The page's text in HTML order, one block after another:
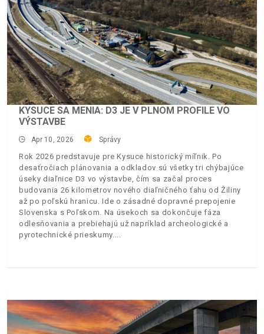
KYSUCE SA MENIA: D3 JE V PLNOM PROFILE VO
VÝSTAVBE
Apr 10, 2026 Správy
Rok 2026 predstavuje pre Kysuce historický míľnik. Po
desaťročiach plánovania a odkladov sú všetky tri chýbajúce
úseky diaľnice D3 vo výstavbe, čím sa začal proces
budovania 26 kilometrov nového diaľničného ťahu od Žiliny
až po poľskú hranicu. Ide o zásadné dopravné prepojenie
Slovenska s Poľskom. Na úsekoch sa dokončuje fáza
odlesňovania a prebiehajú už napríklad archeologické a
pyrotechnické prieskumy.